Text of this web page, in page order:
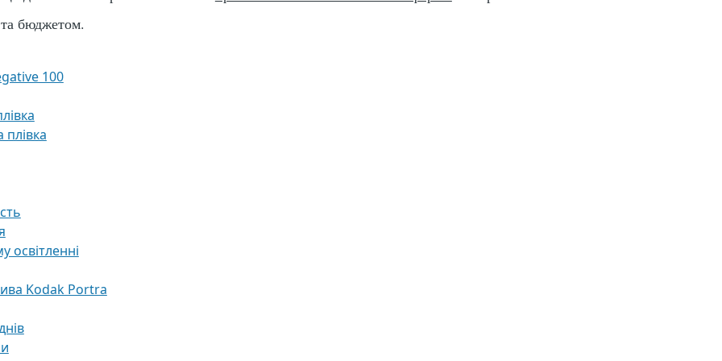
бюджетом.
100
освітленні
Kodak Portra